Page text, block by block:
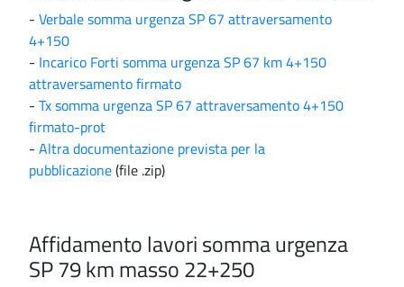
- Verbale somma urgenza SP 67 attraversamento
4+150
- Incarico Forti somma urgenza SP 67 km 4+150
attraversamento firmato
- Tx somma urgenza SP 67 attraversamento 4+150
firmato-prot
- Altra documentazione prevista per la
pubblicazione(file .zip)
Affidamento lavori somma urgenza
SP 79 km masso 22+250